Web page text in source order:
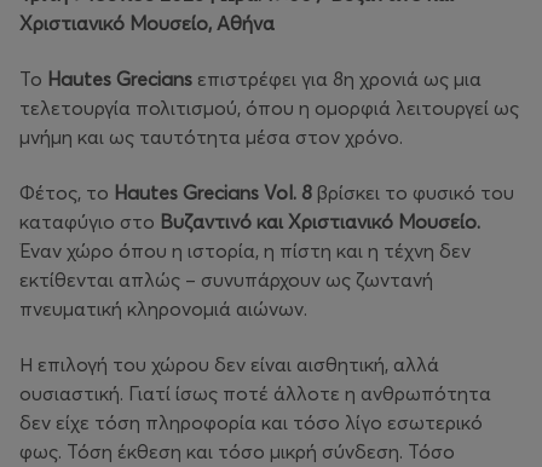
Χριστιανικό Μουσείο, Αθήνα
Το Hautes Grecians επιστρέφει για 8η χρονιά ως μια
τελετουργία πολιτισμού, όπου η ομορφιά λειτουργεί ως
μνήμη και ως ταυτότητα μέσα στον χρόνο.
Φέτος, το Hautes Grecians Vol. 8 βρίσκει το φυσικό του
καταφύγιο στο Βυζαντινό και Χριστιανικό Μουσείο.
Έναν χώρο όπου η ιστορία, η πίστη και η τέχνη δεν
εκτίθενται απλώς – συνυπάρχουν ως ζωντανή
πνευματική κληρονομιά αιώνων.
Η επιλογή του χώρου δεν είναι αισθητική, αλλά
ουσιαστική. Γιατί ίσως ποτέ άλλοτε η ανθρωπότητα
δεν είχε τόση πληροφορία και τόσο λίγο εσωτερικό
φως. Τόση έκθεση και τόσο μικρή σύνδεση. Τόσο